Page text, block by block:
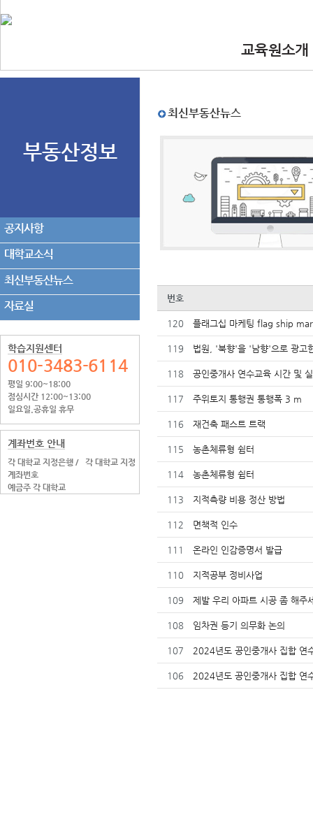
교육원소개
•인사말
부동산정보
공지사항
대학교소식
최신부동산뉴스
자료실
학습지원센터
010-3483-6114
평일 9:00~18:00
점심시간 12:00~13:00
일요일.공휴일 휴무
계좌번호 안내
각 대학교 지정은행 /
각 대학교 지정
계좌번호
예금주 각 대학교
최신부동산뉴스
번호
120 플래그십 마케팅 flag ship
119 법원, '북향'을 '남향'으로 광고
118 공인중개사 연수교육 시간 및
117 주위토지 통행권 통행폭 3 m
116 재건축 패스트 트랙
115 농촌체류형 쉼터
114 농촌체류형 쉼터
113 지적측량 비용 정산 방법
112 면책적 인수
111 온라인 인감증명서 발급
110 지적공부 정비사업
109 제발 우리 아파트 시공 좀 해주
108 임차권 등기 의무화 논의
107 2024년도 공인중개사 집합 연
106 2024년도 공인중개사 집합 연